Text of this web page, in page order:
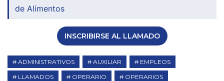
de Alimentos
INSCRIBIRSE AL LLAMADO
ADMINISTRATIVOS AUXILIAR
EMPLEOS
LLAMADOS
OPERARIO OPERARIOS